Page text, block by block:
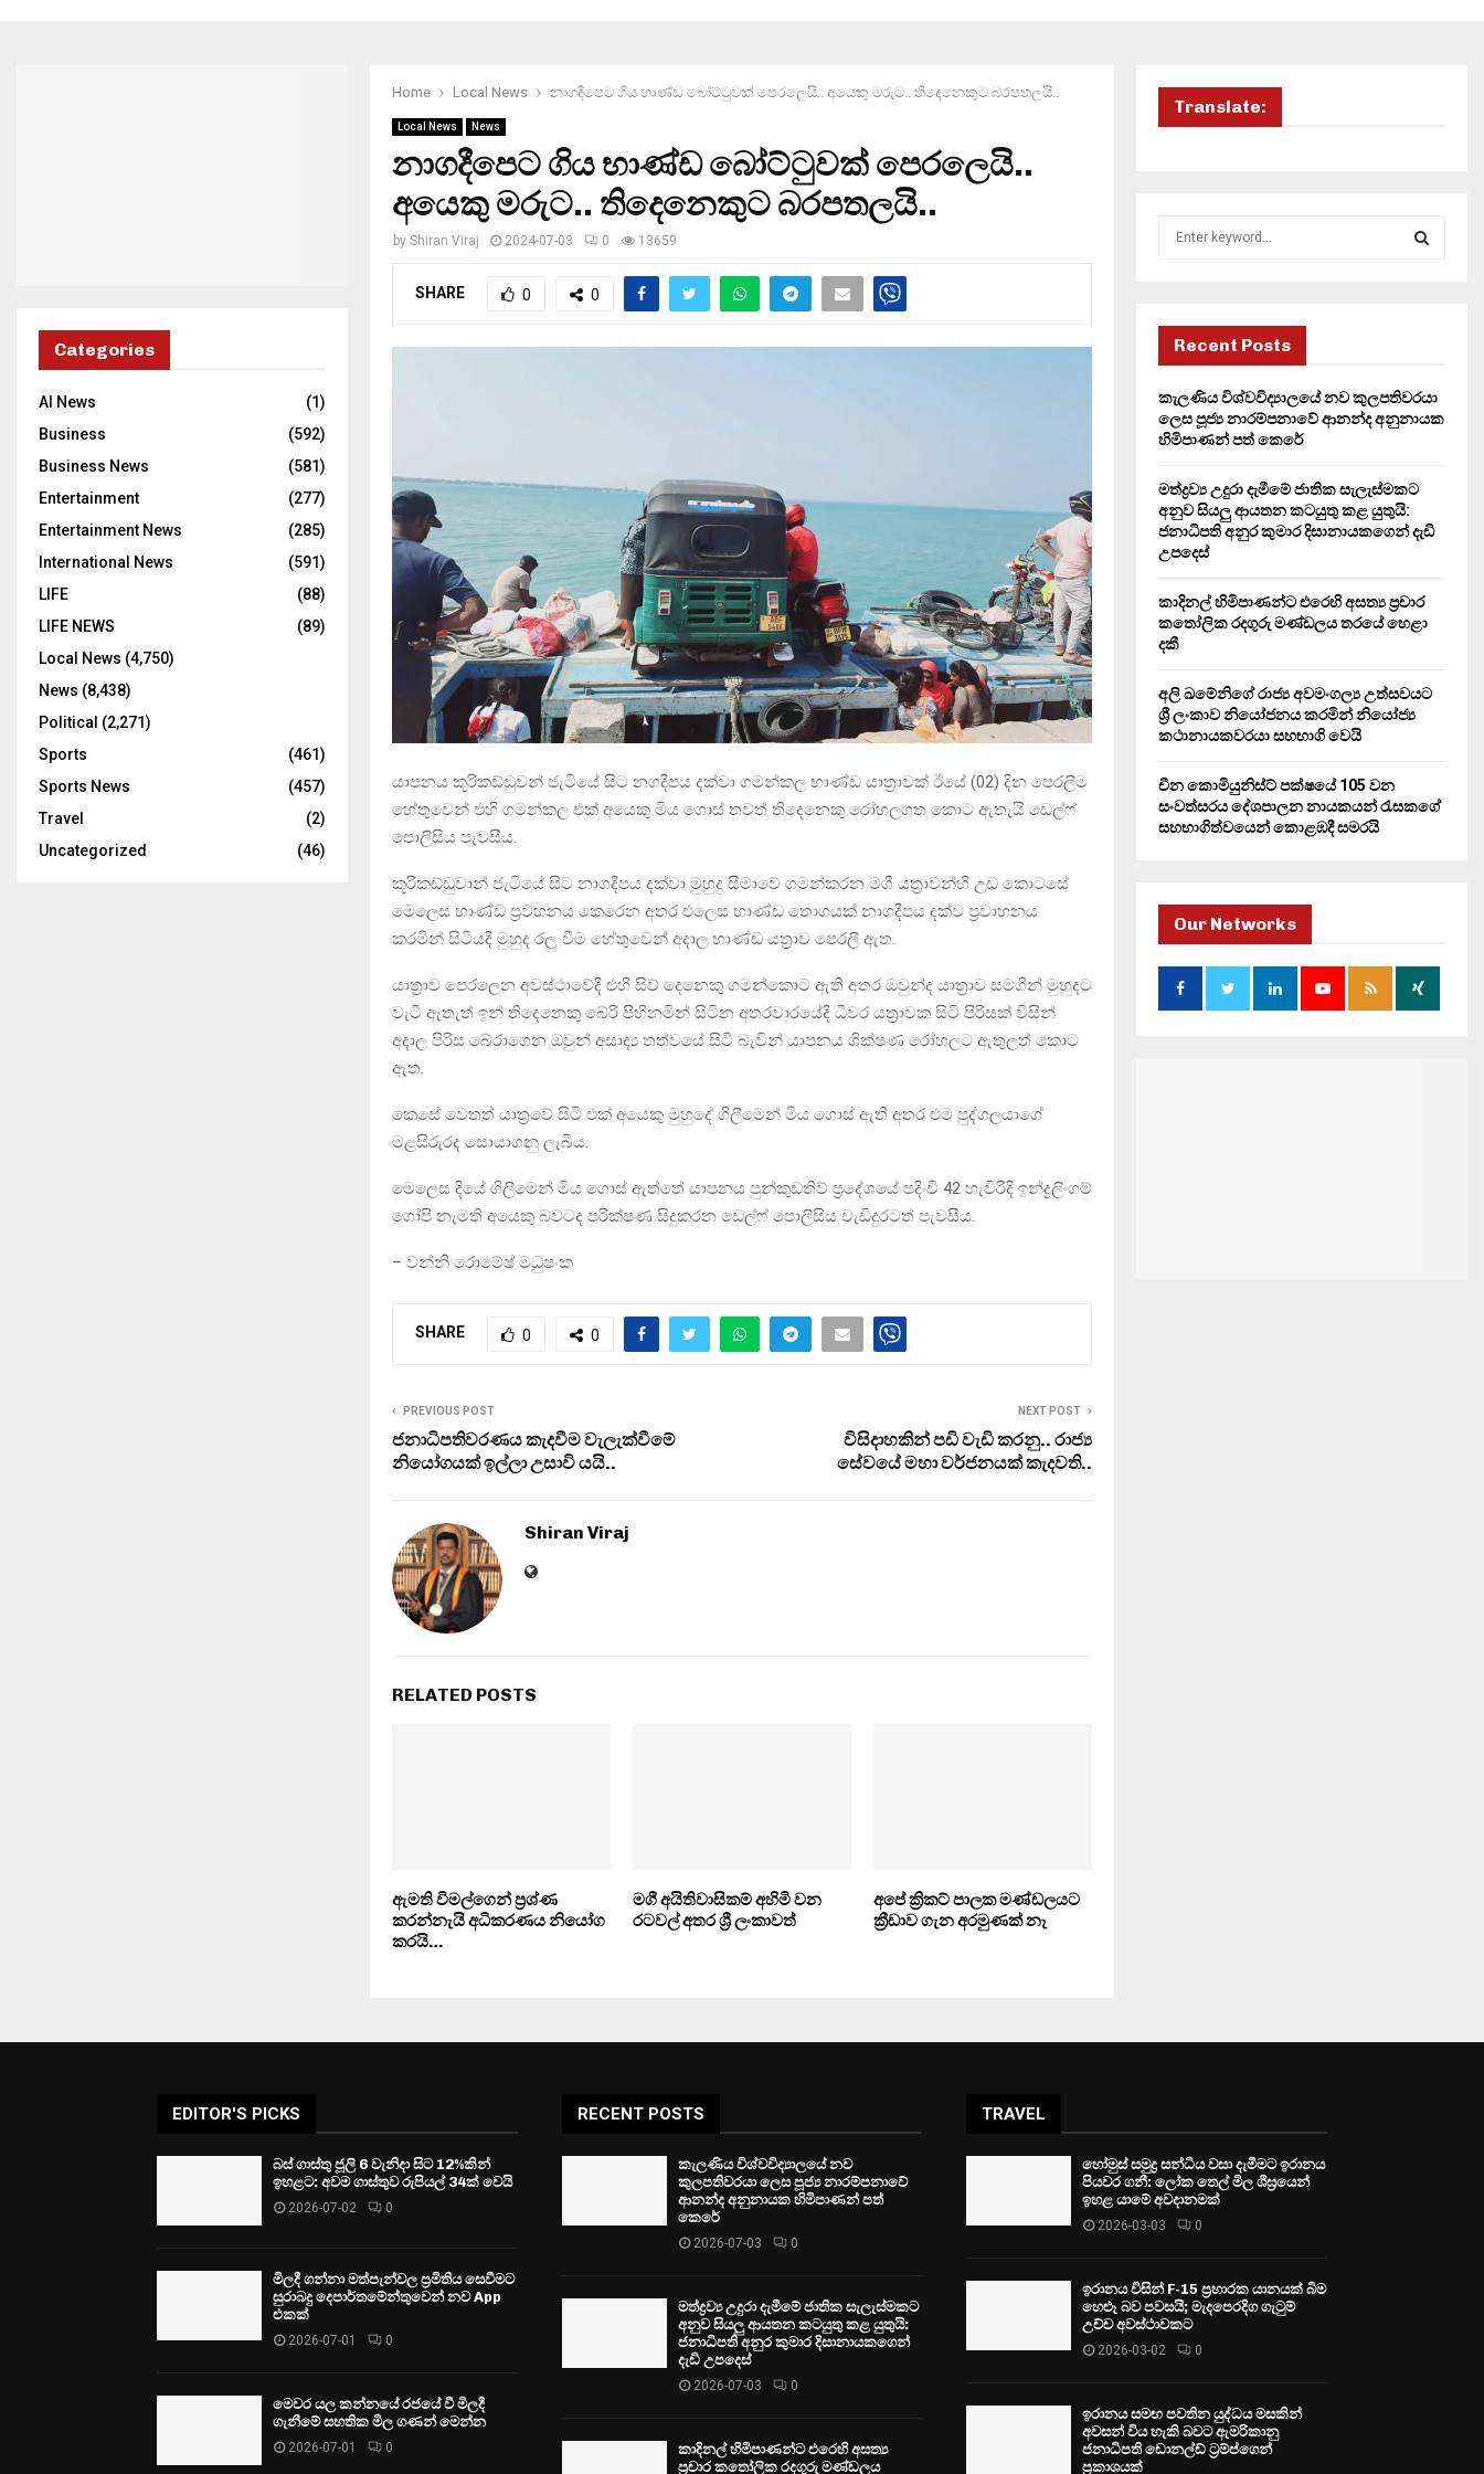
Home Local News නාගදීපෙට ගිය භාණ්ඩ බෝට්ටුවක් පෙරලෙයි.. අයෙකු මරුට.. තිදෙනෙකුට බරපතලයි..
Local News News
නාගදීපෙට ගිය භාණ්ඩ බෝට්ටුවක් පෙරලෙයි..
අයෙකු මරුට.. තිදෙනෙකුට බරපතලයි..
by Shiran Viraj 2024-07-03 0 13659
SHARE 0 0
යාපනය කූරිකඩ්ඩුවන් ජැටියේ සිට නගදීපය දක්වා ගමන්කල භාණ්ඩ යාත්‍රාවක් ඊයේ (02) දින පෙරලීම
හේතුවෙන් එහි ගමන්කල එක් අයෙකු මිය ගොස් තවත් තිදෙනෙකු රෝහලගත කොට ඇතැයි ඩෙල්ෆ්
පොලීසිය පැවසීය.
කූරිකඩ්ඩුවාන් ජැටියේ සිට නාගදීපය දක්වා මුහුදු සීමාවේ ගමන්කරන මගී යත්‍රාවන්හි උඩ කොටසේ
මෙලෙස භාණ්ඩ ප්‍රවහනය කෙරෙන අතර එලෙස භාණ්ඩ තොගයක් නාගදීපය දක්ව ප්‍රවාහනය
කරමින් සිටියදී මුහුද රලු වීම හේතුවෙන් අදාල භාණ්ඩ යත්‍රාව පෙරලී ඇත.
යාත්‍රාව පෙරලෙන අවස්ථාවේදී එහි සිව් දෙනෙකු ගමන්කොට ඇති අතර ඔවුන්ද යාත්‍රාව සමගින් මුහුදට
වැටී ඇතැත් ඉන් තිදෙනෙකු බේරි පිහිනමින් සිටින අතරවාරයේදී ධීවර යත්‍රාවක සිටි පිරිසක් විසින්
අදාල පිරිස බේරාගෙන ඔවුන් අසාද්‍ය තත්වයේ සිටි බැවින් යාපනය ශික්ෂණ රෝහලට ඇතුලත් කොට
ඇත.
කෙසේ වෙතත් යාත්‍රවේ සිටි එක් අයෙකු මුහුදේ ගිලීමෙන් මිය ගොස් ඇති අතර එම පුද්ගලයාගේ
මළසිරුරද සොයාගනු ලැබීය.
මෙලෙස දියේ ගිලීමෙන් මිය ගොස් ඇත්තේ යාපනය පුන්කුඩතිව් ප්‍රදේශයේ පදිංචි 42 හැවිරිදි ඉන්ද්‍රලිංගම්
ගෝපි නැමති අයෙකු බවටද පරික්ෂණ සිදුකරන ඩෙල්ෆ් පොලීසිය වැඩිදුරටත් පැවසීය.
– වන්නි රොමේෂ් මධුෂංක
SHARE 0 0
PREVIOUS POST
ජනාධිපතිවරණය කැදවීම වැලැක්වීමේ
නියෝගයක් ඉල්ලා උසාවි යයි..
NEXT POST
විසිදාහකින් පඩි වැඩි කරනු.. රාජ්‍ය
සේවයේ මහා වර්ජනයක් කැදවති..
Shiran Viraj
RELATED POSTS
ඇමති විමල්ගෙන් ප‍්‍රශ්ණ
කරන්නැයි අධිකරණය නියෝග
කරයි…
මගී අයිතිවාසිකම් අහිමි වන
රටවල් අතර ශ්‍රී ලංකාවත්
අපේ ක්‍රිකට් පාලක මණ්ඩලයට
ක්‍රීඩාව ගැන අරමුණක් නෑ
Categories
AI News
(1)
Business
(592)
Business News
(581)
Entertainment
(277)
Entertainment News
(285)
International News
(591)
LIFE
(88)
LIFE NEWS
(89)
Local News (4,750)
News (8,438)
Political (2,271)
Sports
(461)
Sports News
(457)
Travel
(2)
Uncategorized
(46)
Translate:
f
r
:
R
Recent Posts
කැලණිය විශ්වවිද්‍යාලයේ නව කුලපතිවරයා
ලෙස පූජ්‍ය නාරම්පනාවේ ආනන්ද අනුනායක
හිමිපාණන් පත් කෙරේ
මත්ද්‍රව්‍ය උදුරා දැමීමේ ජාතික සැලැස්මකට
අනුව සියලු ආයතන කටයුතු කළ යුතුයි:
ජනාධිපති අනුර කුමාර දිසානායකගෙන් දැඩි
උපදෙස්
කාදිනල් හිමිපාණන්ට එරෙහි අසත්‍ය ප්‍රචාර
කතෝලික රදගුරු මණ්ඩලය තරයේ හෙළා
දකී
අලි ඛමේනිගේ රාජ්‍ය අවමංගල්‍ය උත්සවයට
ශ්‍රී ලංකාව නියෝජනය කරමින් නියෝජ්‍ය
කථානායකවරයා සහභාගි වෙයි
චීන කොමියුනිස්ට් පක්ෂයේ 105 වන
සංවත්සරය දේශපාලන නායකයන් රැසකගේ
සහභාගිත්වයෙන් කොළඹදී සමරයි
Our Networks
EDITOR'S PICKS
බස් ගාස්තු ජූලි 6 වැනිදා සිට 12%කින්
ඉහළට: අවම ගාස්තුව රුපියල් 34ක් වෙයි
2026-07-02 0
මිලදී ගන්නා මත්පැන්වල ප්‍රමිතිය සෙවීමට
සුරාබදු දෙපාර්තමේන්තුවෙන් නව App
එකක්
2026-07-01 0
මෙවර යල කන්නයේ රජයේ වී මිලදී
ගැනීමේ සහතික මිල ගණන් මෙන්න
2026-07-01 0
RECENT POSTS
කැලණිය විශ්වවිද්‍යාලයේ නව
කුලපතිවරයා ලෙස පූජ්‍ය නාරම්පනාවේ
ආනන්ද අනුනායක හිමිපාණන් පත්
කෙරේ
2026-07-03 0
මත්ද්‍රව්‍ය උදුරා දැමීමේ ජාතික සැලැස්මකට
අනුව සියලු ආයතන කටයුතු කළ යුතුයි:
ජනාධිපති අනුර කුමාර දිසානායකගෙන්
දැඩි උපදෙස්
2026-07-03 0
කාදිනල් හිමිපාණන්ට එරෙහි අසත්‍ය
ප්‍රචාර කතෝලික රදගුරු මණ්ඩලය
TRAVEL
හෝමුස් සමුද්‍ර සන්ධිය වසා දැමීමට ඉරානය
පියවර ගනී: ලෝක තෙල් මිල ශීඝ්‍රයෙන්
ඉහළ යාමේ අවදානමක්
2026-03-03 0
ඉරානය විසින් F-15 ප්‍රහාරක යානයක් බිම
හෙළූ බව පවසයි; මැදපෙරදිග ගැටුම්
උච්ච අවස්ථාවකට
2026-03-02 0
ඉරානය සමඟ පවතින යුද්ධය මසකින්
අවසන් විය හැකි බවට ඇමරිකානු
ජනාධිපති ඩොනල්ඩ් ට්‍රම්ප්ගෙන්
ප්‍රකාශයක්